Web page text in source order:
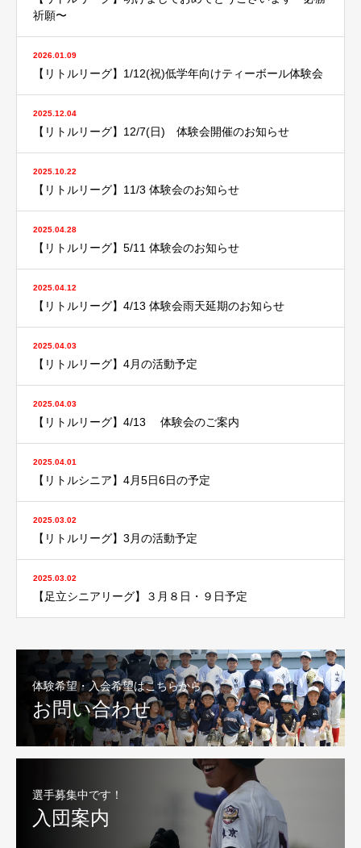
祈願〜
2026.01.09
【リトルリーグ】1/12(祝)低学年向けティーボール体験会
2025.12.04
【リトルリーグ】12/7(日) 体験会開催のお知らせ
2025.10.22
【リトルリーグ】11/3 体験会のお知らせ
2025.04.28
【リトルリーグ】5/11 体験会のお知らせ
2025.04.12
【リトルリーグ】4/13 体験会雨天延期のお知らせ
2025.04.03
【リトルリーグ】4月の活動予定
2025.04.03
【リトルリーグ】4/13 体験会のご案内
2025.04.01
【リトルシニア】4月5日6日の予定
2025.03.02
【リトルリーグ】3月の活動予定
2025.03.02
【足立シニアリーグ】３月８日・９日予定
体験希望・入会希望はこちらから
お問い合わせ
選手募集中です！
入団案内